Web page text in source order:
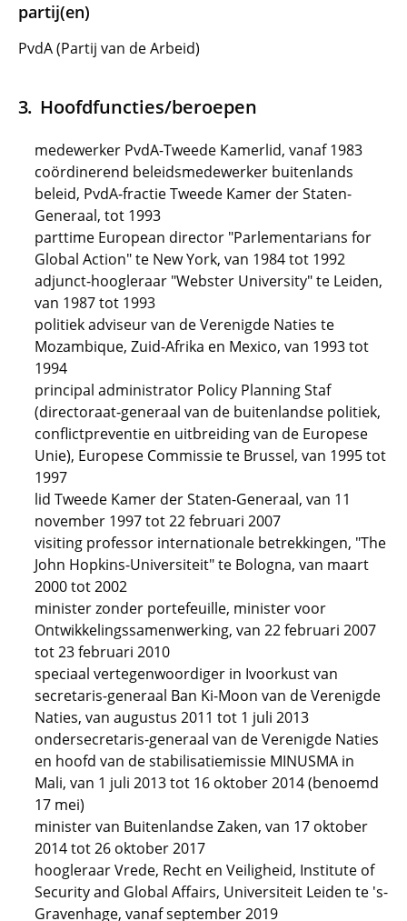
partij(en)
PvdA (Partij van de Arbeid)
Hoofdfuncties/beroepen
medewerker PvdA-Tweede Kamerlid, vanaf 1983
coördinerend beleidsmedewerker buitenlands
beleid, PvdA-fractie Tweede Kamer der Staten-
Generaal, tot 1993
parttime European director "Parlementarians for
Global Action" te New York, van 1984 tot 1992
adjunct-hoogleraar "Webster University" te Leiden,
van 1987 tot 1993
politiek adviseur van de Verenigde Naties te
Mozambique, Zuid-Afrika en Mexico, van 1993 tot
1994
principal administrator Policy Planning Staf
(directoraat-generaal van de buitenlandse politiek,
conflictpreventie en uitbreiding van de Europese
Unie), Europese Commissie te Brussel, van 1995 tot
1997
lid Tweede Kamer der Staten-Generaal, van 11
november 1997 tot 22 februari 2007
visiting professor internationale betrekkingen, "The
John Hopkins-Universiteit" te Bologna, van maart
2000 tot 2002
minister zonder portefeuille, minister voor
Ontwikkelingssamenwerking, van 22 februari 2007
tot 23 februari 2010
speciaal vertegenwoordiger in Ivoorkust van
secretaris-generaal Ban Ki-Moon van de Verenigde
Naties, van augustus 2011 tot 1 juli 2013
ondersecretaris-generaal van de Verenigde Naties
en hoofd van de stabilisatiemissie MINUSMA in
Mali, van 1 juli 2013 tot 16 oktober 2014 (benoemd
17 mei)
minister van Buitenlandse Zaken, van 17 oktober
2014 tot 26 oktober 2017
hoogleraar Vrede, Recht en Veiligheid, Institute of
Security and Global Affairs, Universiteit Leiden te 's-
Gravenhage, vanaf september 2019